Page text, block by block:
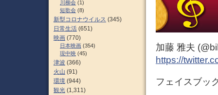
加藤 雅夫
https://
フェイスブッ
川柳会 (1)
短歌会 (8)
新型コロナウイルス (345)
日常生活 (651)
映画 (770)
日本映画 (354)
現中映 (45)
津波 (366)
火山 (91)
環境 (944)
観光 (1,311)